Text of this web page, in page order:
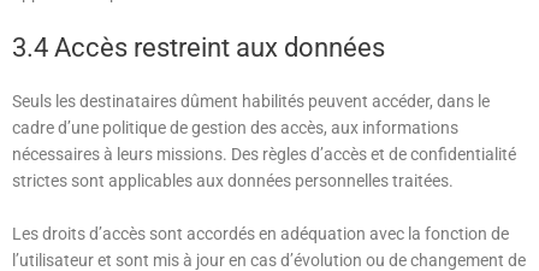
3.4 Accès restreint aux données
Seuls les destinataires dûment habilités peuvent accéder, dans le
cadre d’une politique de gestion des accès, aux informations
nécessaires à leurs missions. Des règles d’accès et de confidentialité
strictes sont applicables aux données personnelles traitées.
Les droits d’accès sont accordés en adéquation avec la fonction de
l’utilisateur et sont mis à jour en cas d’évolution ou de changement de